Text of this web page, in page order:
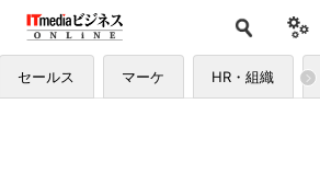
セールス マーケ HR・組織